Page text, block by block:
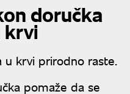
doručka
krvi
u krvi prirodno raste.
pomaže da se